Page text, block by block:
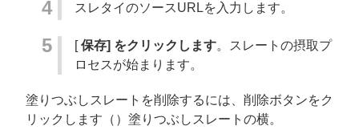
スレタイのソースURLを入力します。
[保存] をクリックします。スレートの摂取プ
ロセスが始まります。
塗りつぶしスレートを削除するには、削除ボタンをク
リックします（ ）塗りつぶしスレートの横。